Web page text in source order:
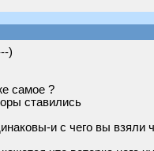
)
самое ?
ставились
и с чего вы взяли